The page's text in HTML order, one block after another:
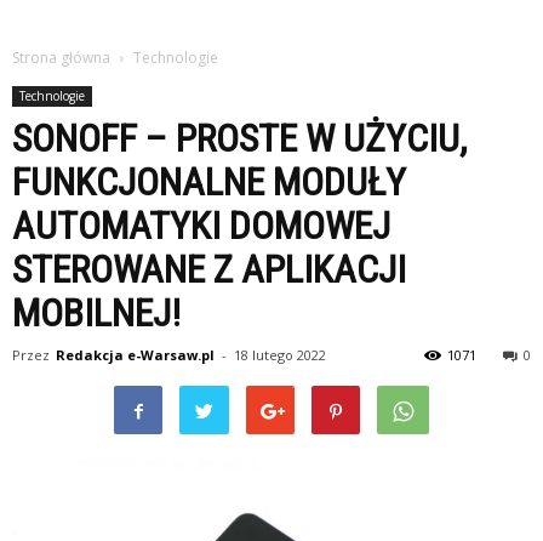
Strona główna Technologie
Technologie
SONOFF – PROSTE W UŻYCIU,
FUNKCJONALNE MODUŁY
AUTOMATYKI DOMOWEJ
STEROWANE Z APLIKACJI
MOBILNEJ!
Przez Redakcja e-Warsaw.pl - 18 lutego 2022 0
1071